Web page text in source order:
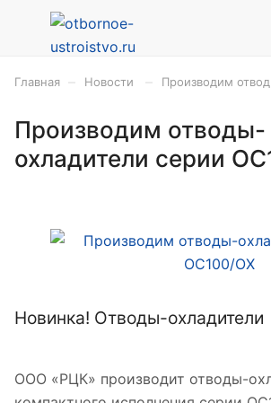
Главная Новости Производим
Производим отводы-
охладители серии
Новинка! Отводы-охладители
ООО «РЦК» производит отводы-